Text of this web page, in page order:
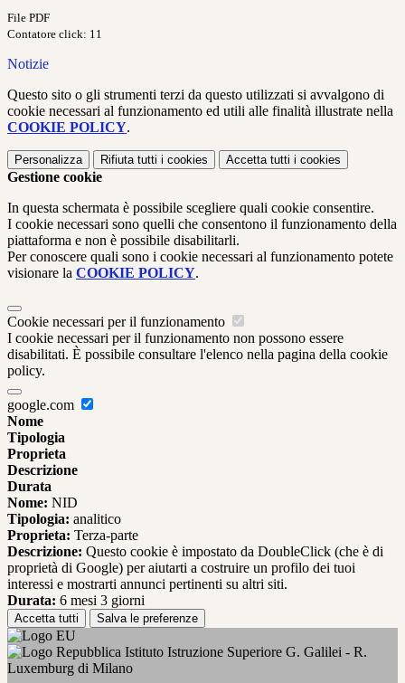
File PDF
Contatore click: 11
Notizie
Questo sito o gli strumenti terzi da questo utilizzati si avvalgono di
cookie necessari al funzionamento ed utili alle finalità illustrate nella
COOKIE POLICY.
Personalizza Rifiuta tutti i cookies Accetta tutti i cookies
Gestione cookie
In questa schermata è possibile scegliere quali cookie consentire.
I cookie necessari sono quelli che consentono il funzionamento della
piattaforma e non è possibile disabilitarli.
Per conoscere quali sono i cookie necessari al funzionamento potete
visionare la COOKIE POLICY.
Cookie necessari per il funzionamento
I cookie necessari per il funzionamento non possono essere
disabilitati. È possibile consultare l'elenco nella pagina della cookie
policy.
google.com
Nome
Tipologia
Proprieta
Descrizione
Durata
Nome: NID
Tipologia: analitico
Proprieta: Terza-parte
Descrizione: Questo cookie è impostato da DoubleClick (che è di
proprietà di Google) per aiutarti a costruire un profilo dei tuoi
interessi e mostrarti annunci pertinenti su altri siti.
Durata: 6 mesi 3 giorni
Accetta tutti Salva le preferenze
Istituto Istruzione Superiore G. Galilei - R.
Luxemburg di Milano